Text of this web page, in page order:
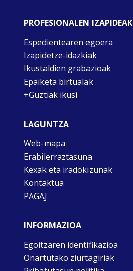
PROFESIONALEN IZAPIDEAK
Espedientearen egoera
Izapidetze-idazkiak
Ikustaldien grabazioak
Epaiketa birtualak
+Guztiak ikusi
LAGUNTZA
Web-mapa
Erabilerraztasuna
Kexak eta iradokizunak
Kontaktua
PAGAJ
INFORMAZIOA
Egoitzaren identifikazioa
Onartutako ziurtagiriak